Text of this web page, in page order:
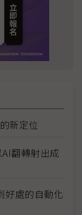
新定位
翻轉射出成
好處的自動化